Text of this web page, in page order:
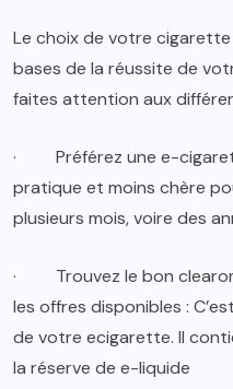
Le choix de votre
bases de la réussite de
faites attention aux
· Préférez une e-
pratique et moins chère
plusieurs mois, voire des
· Trouvez le bon
les offres disponibles :
de votre ecigarette. Il
la réserve de e-liquide